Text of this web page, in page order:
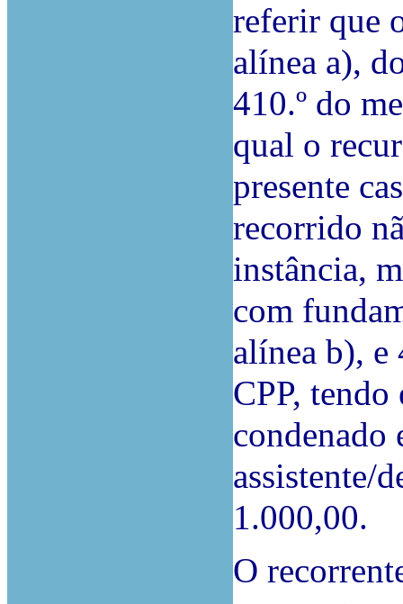
referir que
alínea a),
410.º do
qual o
presente
recorrido
instância,
com
alínea b), e
CPP,
condenado
assistente/
1.000,00.
O